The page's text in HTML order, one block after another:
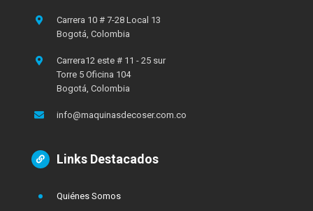
Carrera 10 # 7-28 Local 13
Bogotá, Colombia
Carrera12 este # 11 - 25 sur
Torre 5 Oficina 104
Bogotá, Colombia
info@maquinasdecoser.com.co
Links Destacados
Quiénes Somos